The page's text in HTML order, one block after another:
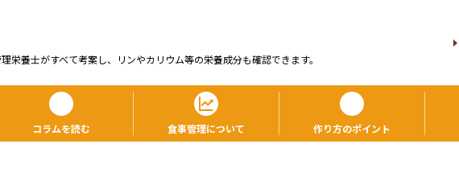
栄養⼠がすべて考案し、リンやカリウム等の栄養成分も確認できます。
コラムを読む 食事管理について 作り方のポイント